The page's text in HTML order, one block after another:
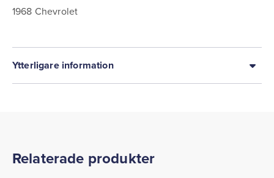
1968 Chevrolet
Ytterligare information
Relaterade produkter